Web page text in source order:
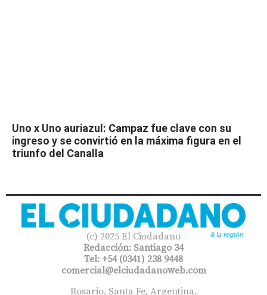
Uno x Uno auriazul: Campaz fue clave con su
ingreso y se convirtió en la máxima figura en el
triunfo del Canalla
(c) 2025 El Ciudadano
Redacción: Santiago 34
Tel: +54 (0341) 238 9448
comercial@elciudadanoweb.com​
Rosario, Santa Fe, Argentina.